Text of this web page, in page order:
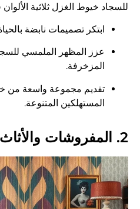
للسجاد خيوط الغزل ثلاثية
ابتكر تصميمات نابضة
عزز المظهر الملمسي
المزخرفة.
تقديم مجموعة واسعة من
المستهلكين المتنوعة.
2. المفروشات والأثاث المنزلي